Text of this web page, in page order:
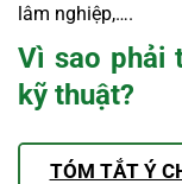
lâm nghiệp,….
Vì sao phải
kỹ thuật?
TÓM TẮT Ý